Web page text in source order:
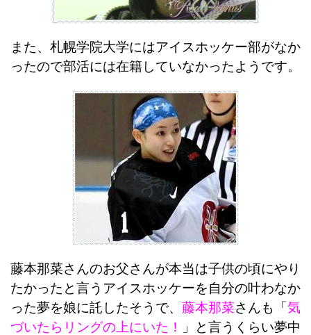
また、札幌学院大学にはアイスホッケー部がなか
ったので部活には在籍していなかったようです。
藤本那菜さんのお父さんが本当は子供の頃にやり
たかったと言うアイスホッケーを自分の叶わなか
った夢を娘に託したそうで、 藤本那菜さんも「気
づいたらリングの上にいた！
」と言うくらい夢中